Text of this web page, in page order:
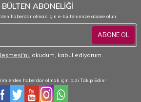
BÜLTEN ABONELİĞİ
haberdar olmak için e-bültenimize abone olun.
ABONE OL
, okudum, kabul ediyorum.
haberdar olmak için bizi Takip Edin!